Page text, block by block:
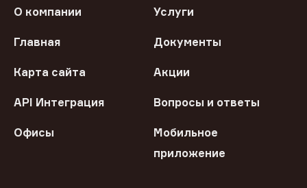
О компании Услуги
Главная Документы
Карта сайта Акции
API Интеграция Вопросы и ответы
Офисы
Мобильное
приложение